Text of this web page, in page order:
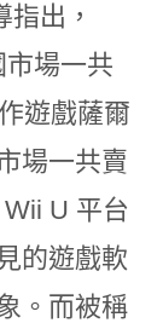
出，
場一共
遊戲薩爾
場一共賣
U 平台
的遊戲軟
。而被稱